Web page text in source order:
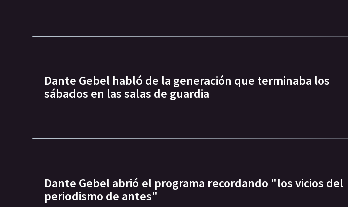
Dante Gebel habló de la generación que terminaba los
sábados en las salas de guardia
Dante Gebel abrió el programa recordando "los vicios del
periodismo de antes"